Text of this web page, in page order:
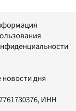
новости дня
ИНН